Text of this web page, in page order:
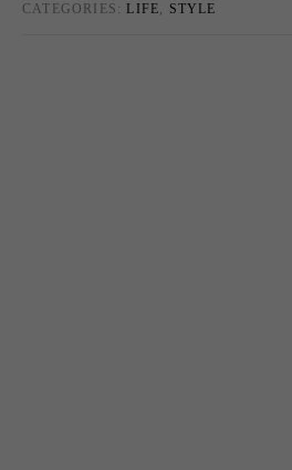
CATEGORIES:LIFE, STYLE